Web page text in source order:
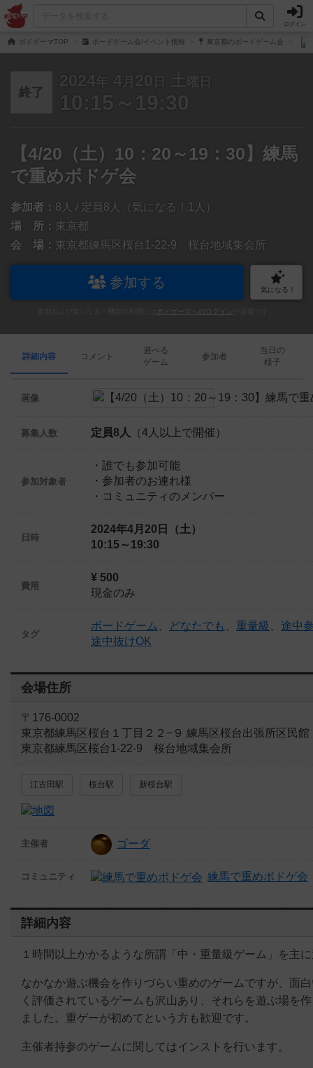
ログイン
ボドゲーマTOP ボードゲーム会/イベント情報 東京都のボードゲーム会
終了
2024年 4 月 20 日 土 曜日
10:15～19:30
【4/20（土）10：20～19：30】練馬
で重めボドゲ会
参加者： 8人 / 定員8人（気になる！1人）
場 所： 東京都
会 場： 東京都練馬区桜台1-22-9 桜台地域集会所
参加する 気になる！
ボドゲーマへのログイン
詳細内容 コメント
遊べる
ゲーム
参加者
当日の
様子
画像
募集人数 定員8人 （4人以上で開催）
参加対象者
・誰でも参加可能
・参加者のお連れ様
・コミュニティのメンバー
日時
2024年4月20日（土）
10:15～19:30
費用
¥ 500
現金のみ
タグ
ボードゲーム どなたでも 重量級
途中
途中抜けOK
会場住所
〒176-0002
東京都練馬区桜台１丁目２２−９ 練馬区桜台出張所区民館
東京都練馬区桜台1-22-9 桜台地域集会所
江古田駅 桜台駅 新桜台駅
主催者 ゴーダ
コミュニティ 練馬で重めボドゲ会
詳細内容
１時間以上かかるような所謂「中・重量級ゲーム」を主
なかなか遊ぶ機会を作りづらい重めのゲームですが、面
く評価されているゲームも沢山あり、それらを遊ぶ場を
ました。重ゲーが初めてという方も歓迎です。
主催者持参のゲームに関してはインストを行います。